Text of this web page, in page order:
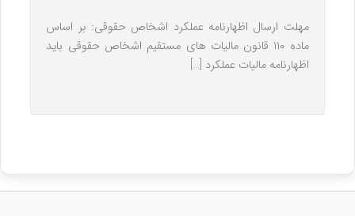
مهلت ارسال اظهارنامه عملکرد اشخاص حقوقی: بر اساس
ماده ۱۱۰ قانون مالیات های مستقیم اشخاص حقوقی باید
اظهارنامه مالیات عملکرد […]